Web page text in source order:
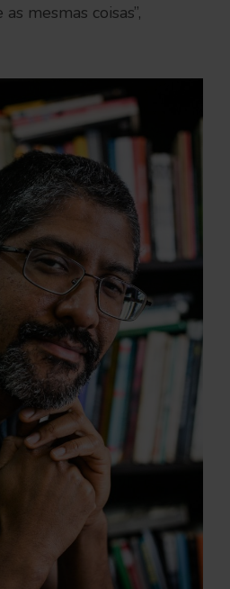
mesmas coisas”,